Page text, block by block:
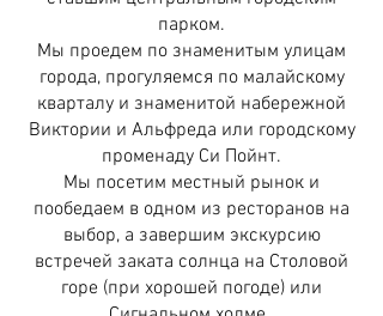
парком.
Мы проедем по знаменитым улицам
города, прогуляемся по малайскому
кварталу и знаменитой набережной
Виктории и Альфреда или городскому
променаду Си Пойнт.
Мы посетим местный рынок и
пообедаем в одном из ресторанов на
выбор, а завершим экскурсию
встречей заката солнца на Столовой
горе (при хорошей погоде) или